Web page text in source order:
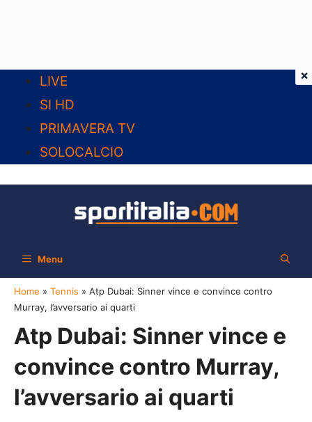
contenuto
LIVE
SI HD
PRIMAVERA TV
SOLOCALCIO
Menu
Home » Tennis » Atp Dubai: Sinner vince e convince contro
Murray, l’avversario ai quarti
Atp Dubai: Sinner vince e
convince contro Murray,
l’avversario ai quarti
×